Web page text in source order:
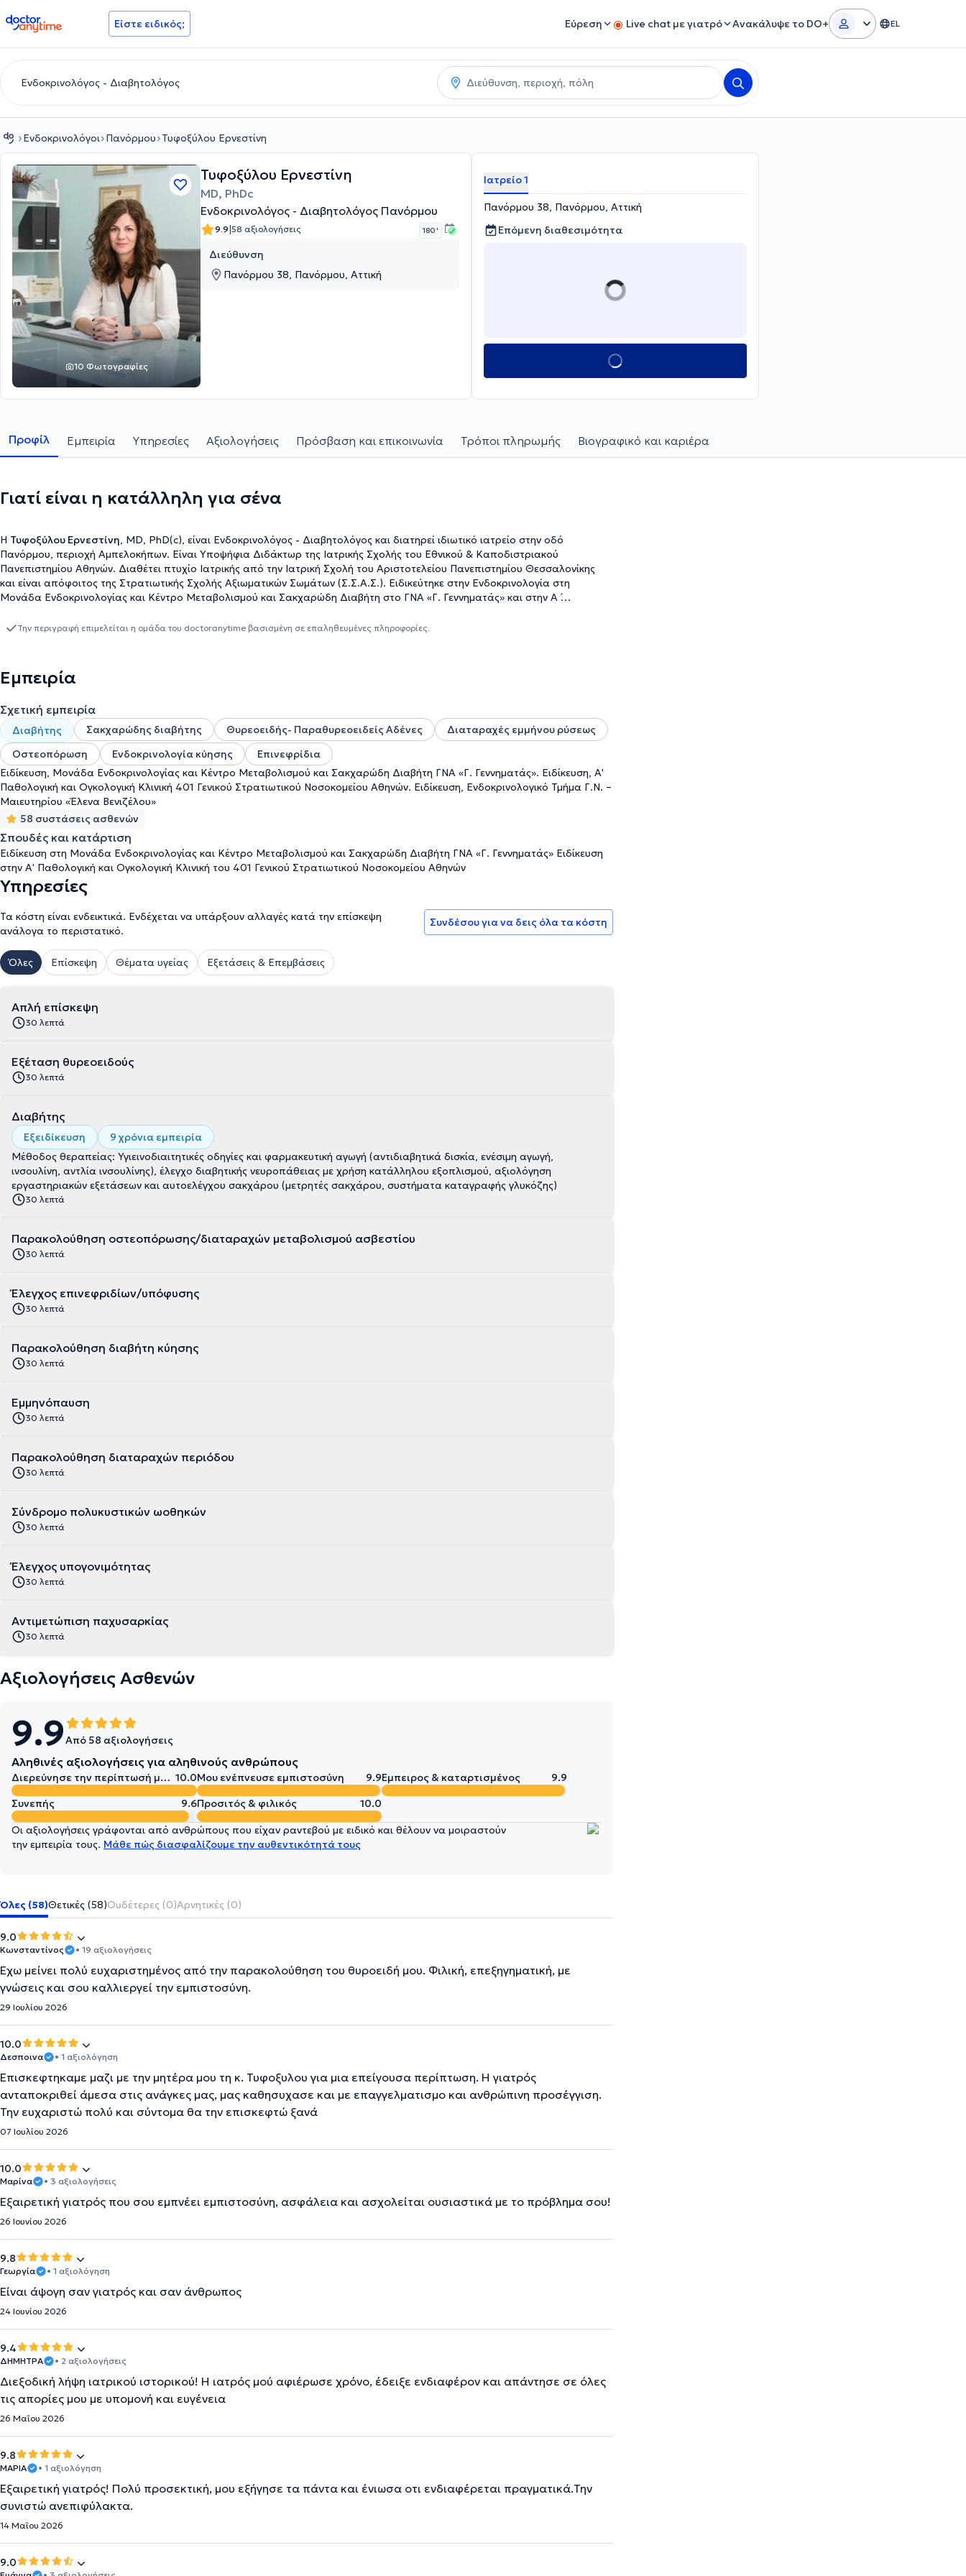
doctoranytime Είστε ειδικός; Εύρεση Live chat με γιατρό Ανακάλυψε το DO+ EL
Ενδοκρινολόγοι Πανόρμου Τυφοξύλου Ερνεστίνη
10 Φωτογραφίες
Τυφοξύλου Ερνεστίνη
MD, PhDc
Ενδοκρινολόγος - Διαβητολόγος Πανόρμου
9.9|58 αξιολογήσεις 180 '
Διεύθυνση
Πανόρμου 38, Πανόρμου, Αττική
Ιατρείο 1
Πανόρμου 38, Πανόρμου, Αττική
Επόμενη διαθεσιμότητα
Προφίλ Εμπειρία Υπηρεσίες Αξιολογήσεις Πρόσβαση και επικοινωνία Τρόποι πληρωμής Βιογραφικό και καριέρα
Γιατί είναι η κατάλληλη για σένα
Η Τυφοξύλου Ερνεστίνη, MD, PhD(c), είναι Ενδοκρινολόγος - Διαβητολόγος και διατηρεί ιδιωτικό ιατρείο στην οδό
Πανόρμου, περιοχή Αμπελοκήπων. Είναι Υποψήφια Διδάκτωρ της Ιατρικής Σχολής του Εθνικού & Καποδιστριακού
Πανεπιστημίου Αθηνών. Διαθέτει πτυχίο Ιατρικής από την Ιατρική Σχολή του Αριστοτελείου Πανεπιστημίου Θεσσαλονίκης
και είναι απόφοιτος της Στρατιωτικής Σχολής Αξιωματικών Σωμάτων (Σ.Σ.Α.Σ.). Ειδικεύτηκε στην Ενδοκρινολογία στη
Μονάδα Eνδοκρινολογίας και Κέντρο Μεταβολισμού και Σακχαρώδη Διαβήτη στο ΓΝΑ «Γ. Γεννηματάς» και στην Α ́
της εκπαιδεύτηκε στην αντιμετώπιση περιστατικών Παιδιατρικής Ενδοκρινολογίας στο Ενδοκρινολογικό Τμήμα Αύξησης και
Κλιμακτηρίου και Εμμηνόπαυσης στη Β’ Μαιευτική και Γυναικολογική Κλινική Πανεπιστημίου Αθηνών. Διαθέτει πλούσια
ερευνητική δραστηριότητα με δημοσιευμένες πρωτότυπες εργασίες σε διεθνή ιατρικά περιοδικά (PubMed), ανακοινώσεις και
Ενδοκρινολογίας στα πλαίσια της συνεχούς κατάρτισης. Είναι μέλος της Ελληνικής Ενδοκρινολογικής Εταιρείας, της
European Society of Endocrinology (ESE) και της Εndocrine Society (ES).
Την περιγραφή επιμελείται η ομάδα του doctoranytime βασισμένη σε επαληθευμένες πληροφορίες.
Εμπειρία
Σχετική εμπειρία
Διαβήτης Σακχαρώδης διαβήτης Θυρεοειδής- Παραθυρεοειδείς Αδένες
Διαταραχές εμμήνου ρύσεως
Οστεοπόρωση
Ενδοκρινολογία κύησης
Επινεφρίδια
Ειδίκευση, Μονάδα Eνδοκρινολογίας και Κέντρο Μεταβολισμού και Σακχαρώδη Διαβήτη ΓΝΑ «Γ. Γεννηματάς». Ειδίκευση, Α'
Παθολογική και Ογκολογική Κλινική 401 Γενικού Στρατιωτικού Νοσοκομείου Αθηνών. Ειδίκευση, Ενδοκρινολογικό Τμήμα Γ.Ν. –
Μαιευτηρίου «Έλενα Βενιζέλου»
58 συστάσεις ασθενών
Σπουδές και κατάρτιση
Ειδίκευση στη Μονάδα Eνδοκρινολογίας και Κέντρο Μεταβολισμού και Σακχαρώδη Διαβήτη ΓΝΑ «Γ. Γεννηματάς» Ειδίκευση
στην Α' Παθολογική και Ογκολογική Κλινική του 401 Γενικού Στρατιωτικού Νοσοκομείου Αθηνών
Υπηρεσίες
Τα κόστη είναι ενδεικτικά. Ενδέχεται να υπάρξουν αλλαγές κατά την επίσκεψη
ανάλογα το περιστατικό.
Συνδέσου για να δεις όλα τα κόστη
Όλες Επίσκεψη Θέματα υγείας Εξετάσεις & Επεμβάσεις
Απλή επίσκεψη
30 λεπτά
Εξέταση θυρεοειδούς
30 λεπτά
Διαβήτης
Εξειδίκευση
9 χρόνια εμπειρία
Μέθοδος θεραπείας: Υγιεινοδιαιτητικές οδηγίες και φαρμακευτική αγωγή (αντιδιαβητικά δισκία, ενέσιμη αγωγή,
ινσουλίνη, αντλία ινσουλίνης), έλεγχο διαβητικής νευροπάθειας με χρήση κατάλληλου εξοπλισμού, αξιολόγηση
εργαστηριακών εξετάσεων και αυτοελέγχου σακχάρου (μετρητές σακχάρου, συστήματα καταγραφής γλυκόζης)
30 λεπτά
Παρακολούθηση οστεοπόρωσης/διαταραχών μεταβολισμού ασβεστίου
30 λεπτά
Έλεγχος επινεφριδίων/υπόφυσης
30 λεπτά
Παρακολούθηση διαβήτη κύησης
30 λεπτά
Εμμηνόπαυση
30 λεπτά
Παρακολούθηση διαταραχών περιόδου
30 λεπτά
Σύνδρομο πολυκυστικών ωοθηκών
30 λεπτά
Έλεγχος υπογονιμότητας
30 λεπτά
Αντιμετώπιση παχυσαρκίας
30 λεπτά
Αξιολογήσεις Ασθενών
9.9Από 58 αξιολογήσεις
Αληθινές αξιολογήσεις για αληθινούς ανθρώπους
Διερεύνησε την περίπτωσή μου σε βάθος 10.0Μου ενέπνευσε εμπιστοσύνη 9.9Έμπειρος & καταρτισμένος
9.9
Συνεπής
9.6Προσιτός & φιλικός 10.0
Οι αξιολογήσεις γράφονται από ανθρώπους που είχαν ραντεβού με ειδικό και θέλουν να μοιραστούν
την εμπειρία τους. Μάθε πώς διασφαλίζουμε την αυθεντικότητά τους
Όλες (58)Θετικές (58)Ουδέτερες (0)Αρνητικές (0)
9.0
Κωνσταντίνος • 19 αξιολογήσεις
Έχω μείνει πολύ ευχαριστημένος από την παρακολούθηση του θυροειδή μου. Φιλική, επεξηγηματική, με
γνώσεις και σου καλλιεργεί την εμπιστοσύνη.
29 Ιουλίου 2026
10.0
Δεσποινα • 1 αξιολόγηση
Επισκεφτηκαμε μαζι με την μητέρα μου τη κ. Τυφοξυλου για μια επείγουσα περίπτωση. Η γιατρός
ανταποκριθεί άμεσα στις ανάγκες μας, μας καθησυχασε και με επαγγελματισμο και ανθρώπινη προσέγγιση.
Την ευχαριστώ πολύ και σύντομα θα την επισκεφτώ ξανά
07 Ιουλίου 2026
10.0
Μαρίνα • 3 αξιολογήσεις
Εξαιρετική γιατρός που σου εμπνέει εμπιστοσύνη, ασφάλεια και ασχολείται ουσιαστικά με το πρόβλημα σου!
26 Ιουνίου 2026
9.8
Γεωργία • 1 αξιολόγηση
Είναι άψογη σαν γιατρός και σαν άνθρωπος
24 Ιουνίου 2026
9.4
ΔΗΜΗΤΡΑ • 2 αξιολογήσεις
Διεξοδική λήψη ιατρικού ιστορικού! Η ιατρός μού αφιέρωσε χρόνο, έδειξε ενδιαφέρον και απάντησε σε όλες
τις απορίες μου με υπομονή και ευγένεια
26 Μαΐου 2026
9.8
ΜΑΡΙΑ • 1 αξιολόγηση
Εξαιρετική γιατρός! Πολύ προσεκτική, μου εξήγησε τα πάντα και ένιωσα οτι ενδιαφέρεται πραγματικά.Την
συνιστώ ανεπιφύλακτα.
14 Μαΐου 2026
9.0